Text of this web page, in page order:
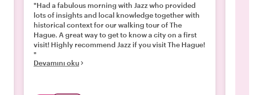
"Had a fabulous morning with Jazz who provided
lots of insights and local knowledge together with
historical context for our walking tour of The
Hague. A great way to get to know a city on a first
visit! Highly recommend Jazz if you visit The Hague!
"
Devamını oku